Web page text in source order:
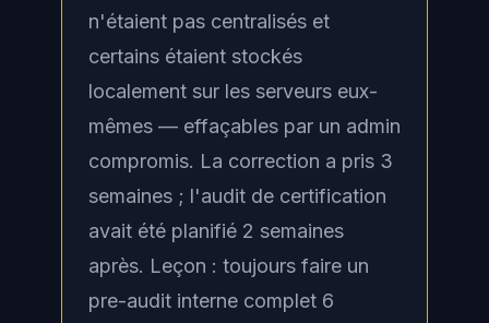
n'étaient pas centralisés et
certains étaient stockés
localement sur les serveurs eux-
mêmes — effaçables par un admin
compromis. La correction a pris 3
semaines ; l'audit de certification
avait été planifié 2 semaines
après. Leçon : toujours faire un
pre-audit interne complet 6